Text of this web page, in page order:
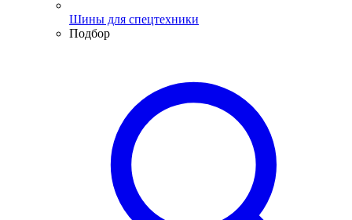
Шины для спецтехники
Подбор